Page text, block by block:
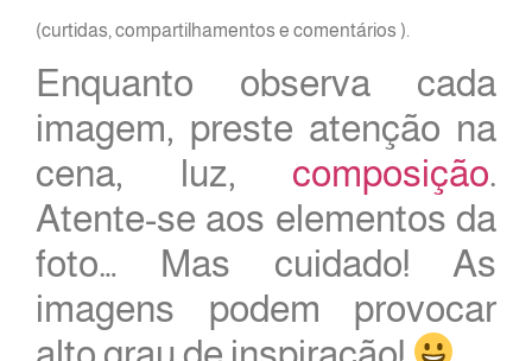
(curtidas, compartilhamentos e comentários ).
Enquanto observa cada
imagem, preste atenção na
cena, luz, composição.
Atente-se aos elementos da
foto… Mas cuidado! As
imagens podem provocar